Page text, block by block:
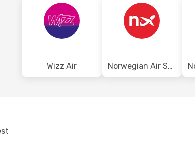
Wizz Air Norwegian Air Sweden